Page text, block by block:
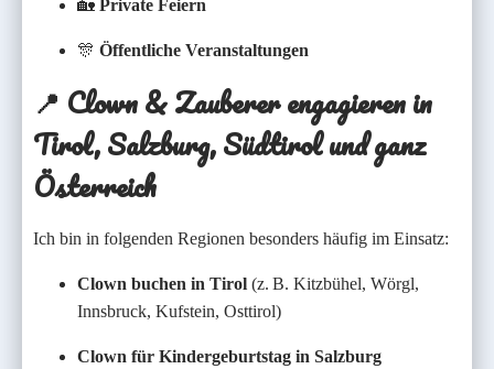
🏡 Private Feiern
🎊 Öffentliche Veranstaltungen
📍 Clown & Zauberer engagieren in
Tirol, Salzburg, Südtirol und ganz
Österreich
Ich bin in folgenden Regionen besonders häufig im Einsatz:
Clown buchen in Tirol (z. B. Kitzbühel, Wörgl,
Innsbruck, Kufstein, Osttirol)
Clown für Kindergeburtstag in Salzburg